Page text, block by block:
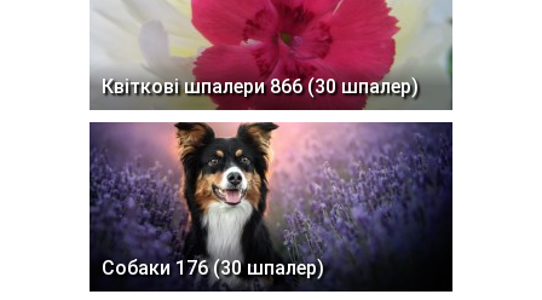
Квіткові шпалери 866 (30 шпалер)
Собаки 176 (30 шпалер)